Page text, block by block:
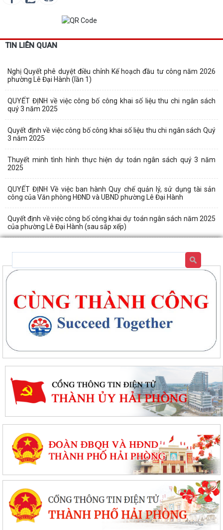
TIN LIÊN QUAN
Nghị Quyết phê duyệt điều chỉnh Kế hoạch đầu tư công năm 2026
phường Lê Đại Hành (lần 1)
QUYẾT ĐỊNH về việc công bố công khai số liệu thu chi ngân sách
quý 3 năm 2025
Quyết định về việc công bố công khai số liệu thu chi ngân sách Quý
3 năm 2025
Thuyết minh tình hình thực hiện dự toán ngân sách quý 3 năm
2025
QUYẾT ĐỊNH Về việc ban hành Quy chế quản lý, sử dụng tài sản
công của Văn phòng HĐND và UBND phường Lê Đại Hành
Quyết định về việc công bố công khai dự toán ngân sách năm 2025
của phường Lê Đại Hành (sau sắp xếp)